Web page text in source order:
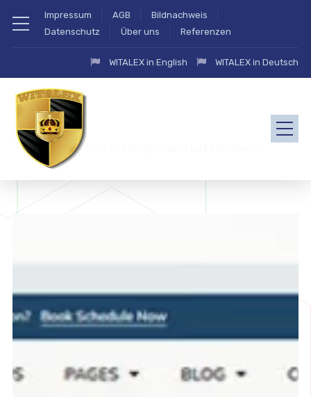
Impressum AGB
Bildnachweis
Datenschutz
Über uns Referenzen
WITALEX in English WITALEX in Deutsch
zahlung.eu Angebote und Vergleichsportal by Witalex